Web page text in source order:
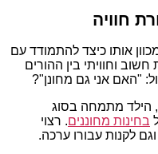
חוויה
אותו כיצד להתמודד עם
וחוויתי בין ההורים
"האם אני גם מחונן"?
הילד מתמחה בסוג
בחינות מחוננים. רצוי
לקנות עבורו ערכה.